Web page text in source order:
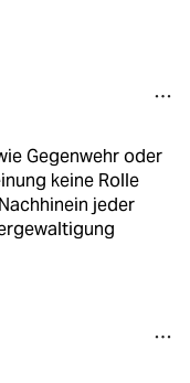
Gegenwehr oder
keine Rolle
jeder